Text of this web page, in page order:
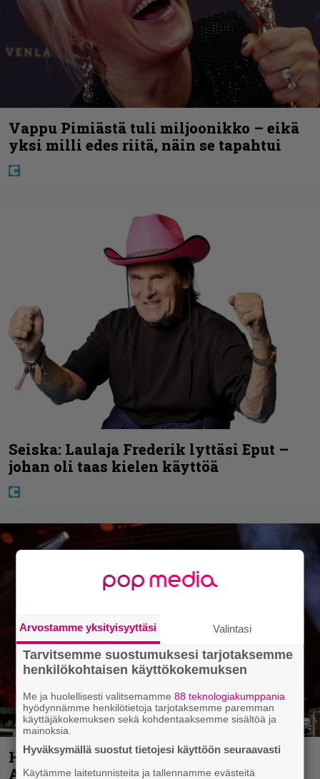
Vappu Pimiästä tuli miljoonikko – eikä
yksi milli edes riitä, näin se tapahtui
Seiska: Laulaja Frederik lyttäsi Eput –
johan oli taas kielen käyttöä
Hellsinki Metal Festival kuvina, osa 1 –
Accept, Carcass, Black Label Society ja
Arvostamme yksityisyyttäsi Valintasi
Tarvitsemme suostumuksesi tarjotaksemme
henkilökohtaisen käyttökokemuksen
Me ja huolellisesti valitsemamme88 teknologiakumppania
hyödynnämme henkilötietoja tarjotaksemme paremman
käyttäjäkokemuksen sekä kohdentaaksemme sisältöä ja
mainoksia.
Hyväksymällä suostut tietojesi käyttöön seuraavasti
Käytämme laitetunnisteita ja tallennamme evästeitä